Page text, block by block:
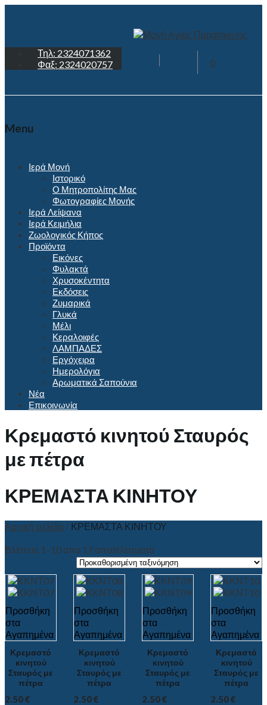
Τηλ: 2324071362
Φαξ: 2324020757
0
Menu
Ιερά Μονή
Ιστορικό
Ο Μητροπολίτης Μας
Φωτογραφίες Μονής
Ιερά Λείψανα
Ιερά Κειμήλια
Ζωολογικός Κήπος
Προϊόντα
Εικόνες
Φυλακτά
Χρυσοκέντητα
Εκδόσεις
Ζυμαρικά
Γλυκά
Μέλι
Κεραλοιφές
ΛΑΜΠΑΔΕΣ
Εργόχειρα
Ημερολόγια
Αρωματικά Σαπούνια
Νέα
Επικοινωνία
Κρεμαστό κινητού Σταυρός
με πέτρα
ΚΡΕΜΑΣΤΑ ΚΙΝΗΤΟΥ
Αρχική σελίδα / ΚΡΕΜΑΣΤΑ ΚΙΝΗΤΟΥ
Βλέπετε 1–10 απο 17 αποτέλεσματα
Προσθήκη
στα
Αγαπημένα
Κρεμαστό
κινητού
Σταυρός με
πέτρα
2.50€
Προσθήκη
στα
Αγαπημένα
Κρεμαστό
κινητού
Σταυρός με
πέτρα
2.50€
Προσθήκη
στα
Αγαπημένα
Κρεμαστό
κινητού
Σταυρός με
πέτρα
2.50€
Προσθήκη
στα
Αγαπημένα
Κρεμαστό
κινητού
Σταυρός με
πέτρα
2.50€